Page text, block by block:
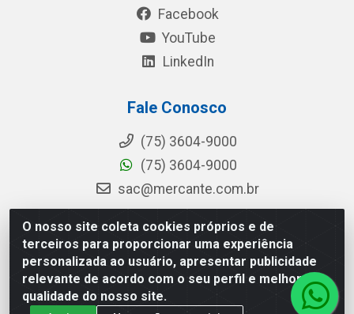
O nosso site coleta cookies próprios e de
terceiros para proporcionar uma experiência
personalizada ao usuário, apresentar publicidade
relevante de acordo com o seu perfil e melhorar a
qualidade do nosso site.
Facebook
YouTube
LinkedIn
Fale Conosco
(75) 3604-9000
(75) 3604-9000
sac@mercante.com.br
Mercante Distribuidora - Rua Mercante, 699 - Aviário, Feira de
Santana/BA - CEP 44.096-218 - CNPJ 96.755.848/0001-08